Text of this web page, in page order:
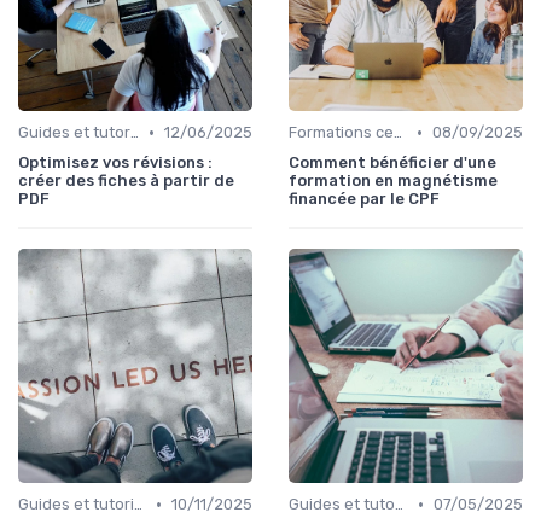
Guides et tutoriels • 12/06/2025
Optimisez vos révisions :
créer des fiches à partir de
PDF
Formations certifiantes • 08/09/2025
Comment bénéficier d'une
formation en magnétisme
financée par le CPF
Guides et tutoriels • 10/11/2025
Guides et tutoriels • 07/05/2025